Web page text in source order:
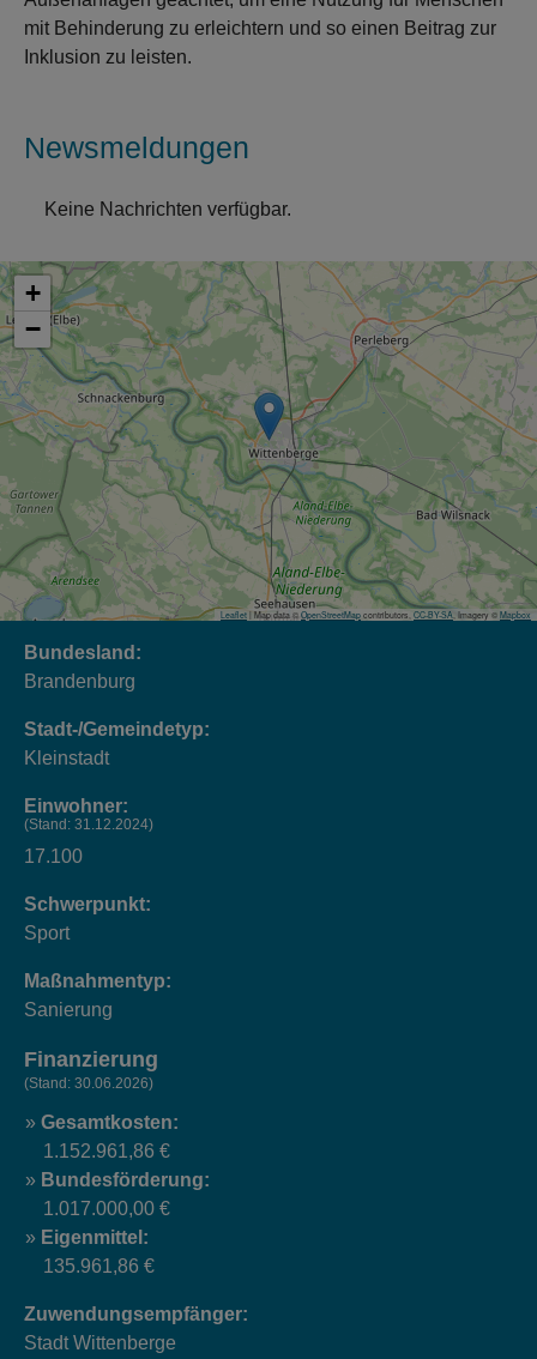
mit Behinderung zu erleichtern und so einen Beitrag zur
Inklusion zu leisten.
Newsmeldungen
Keine Nachrichten verfügbar.
+
−
Leaflet | Map data © OpenStreetMap contributors, CC-BY-SA, Imagery © Mapbox
Bundesland:
Brandenburg
Stadt-/Gemeindetyp:
Kleinstadt
Einwohner:
(Stand: 31.12.2024)
17.100
Schwerpunkt:
Sport
Maßnahmentyp:
Sanierung
Finanzierung
(Stand: 30.06.2026)
Gesamtkosten:
1.152.961,86 €
Bundesförderung:
1.017.000,00 €
Eigenmittel:
135.961,86 €
Zuwendungsempfänger:
Stadt Wittenberge